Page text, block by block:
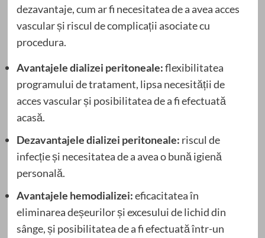
dezavantaje, cum ar fi necesitatea de a avea acces
vascular și riscul de complicații asociate cu
procedura.
Avantajele dializei peritoneale:flexibilitatea
programului de tratament, lipsa necesității de
acces vascular și posibilitatea de a fi efectuată
acasă.
Dezavantajele dializei peritoneale: riscul de
infecție și necesitatea de a avea o bună igienă
personală.
Avantajele hemodializei:eficacitatea în
eliminarea deșeurilor și excesului de lichid din
sânge, și posibilitatea de a fi efectuată într-un